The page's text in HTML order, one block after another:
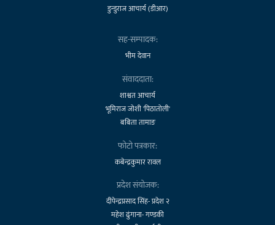
डुन्डुराज आचार्य (डीआर)
सह-सम्पादक:
भीम देवान
संवाददाता:
शाश्वत आचार्य
भूमिराज जोशी 'पिठातोली'
बबिता तामाङ
फोटो पत्रकार:
कबेन्द्रकुमार रावल
प्रदेश संयोजक:
दीपेन्द्रप्रसाद सिंह- प्रदेश २
महेश ढुंगाना- गण्डकी